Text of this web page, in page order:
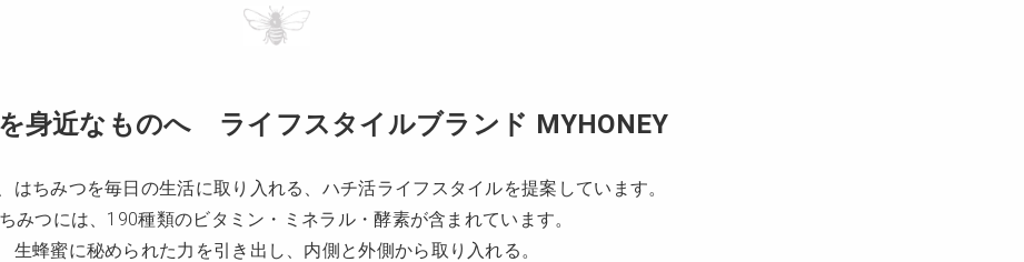
身近なものへ ライフスタイルブランド MYHONEY
はちみつを毎日の生活に取り入れる、ハチ活ライフスタイルを提案しています。
みつには、190種類のビタミン・ミネラル・酵素が含まれています。
生蜂蜜に秘められた力を引き出し、内側と外側から取り入れる。